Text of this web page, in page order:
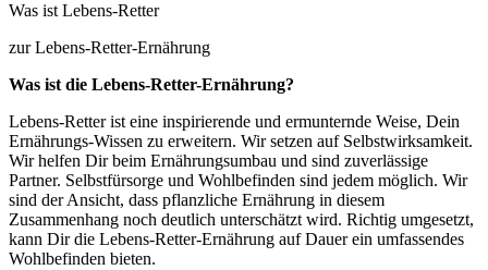
Was ist Lebens-Retter
zur Lebens-Retter-Ernährung
Was ist die Lebens-Retter-Ernährung?
Lebens-Retter ist eine inspirierende und ermunternde Weise, Dein
Ernährungs-Wissen zu erweitern. Wir setzen auf Selbstwirksamkeit.
Wir helfen Dir beim Ernährungsumbau und sind zuverlässige
Partner. Selbstfürsorge und Wohlbefinden sind jedem möglich. Wir
sind der Ansicht, dass pflanzliche Ernährung in diesem
Zusammenhang noch deutlich unterschätzt wird. Richtig umgesetzt,
kann Dir die Lebens-Retter-Ernährung auf Dauer ein umfassendes
Wohlbefinden bieten.